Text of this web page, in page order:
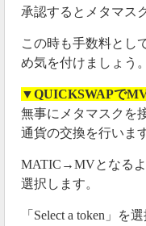
承認するとメタマス
この時も手数料とし
め気を付けましょう。
▼QUICKSWAPで
無事にメタマスクを
通貨の交換を行いま
MATIC→MVとなるよ
選択します。
「Select a token」